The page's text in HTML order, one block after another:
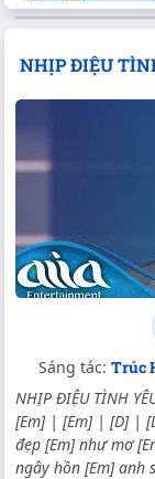
NHỊP ĐIỆU
Sáng tác: Trúc
NHỊP ĐIỆU TÌNH
[Em] | [Em] | [D] |
đẹp [Em] như mơ
ngây hồn [Em] anh